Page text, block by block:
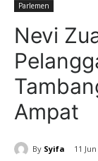
Parlemen
Nevi
Ampat
By Syifa 11